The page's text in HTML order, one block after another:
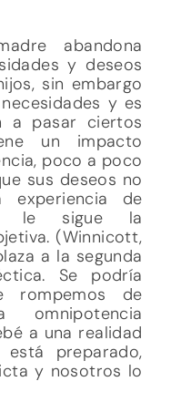
abandona
y deseos
sin embargo
y es
a pasar ciertos
un impacto
poco a poco
sus deseos no
experiencia de
le sigue la
(Winnicott,
a la segunda
Se podría
rompemos de
omnipotencia
a una realidad
preparado,
y nosotros lo